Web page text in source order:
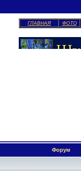
ГЛАВНАЯ ФОТО
Форум